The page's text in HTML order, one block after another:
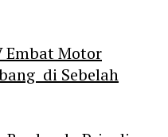
Embat Motor
di Sebelah